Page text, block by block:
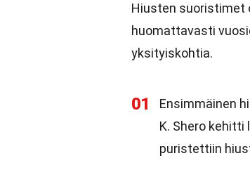
Hiusten suoristimet
huomattavasti
yksityiskohtia.
01
Ensimmäinen
K. Shero
puristettiin